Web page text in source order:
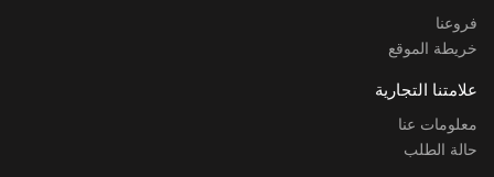
فروعنا
خريطة الموقع
علامتنا التجارية
معلومات عنا
حالة الطلب